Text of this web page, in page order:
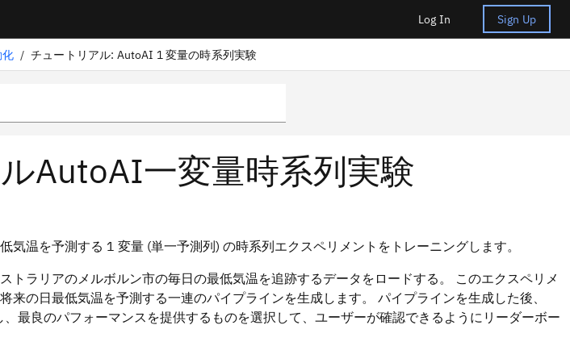
Log In Sign Up
/ チュートリアル: AutoAI 1 変量の時系列実験
AutoAI一変量時系列実験
気温を予測する 1 変量 (単一予測列) の時系列エクスペリメントをトレーニングします。
トラリアのメルボルン市の毎日の最低気温を追跡するデータをロードする。 このエクスペリメ
来の日最低気温を予測する一連のパイプラインを生成します。 パイプラインを生成した後、
最良のパフォーマンスを提供するものを選択して、ユーザーが確認できるようにリーダーボー